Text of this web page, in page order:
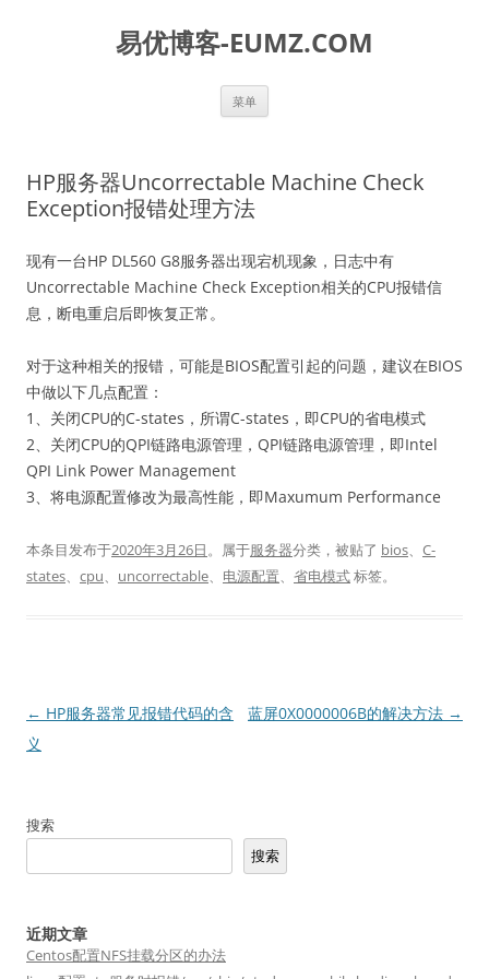
易优博客-EUMZ.COM
菜单
HP服务器Uncorrectable Machine Check
Exception报错处理方法
现有一台HP DL560 G8服务器出现宕机现象，日志中有
Uncorrectable Machine Check Exception相关的CPU报错信
息，断电重启后即恢复正常。
对于这种相关的报错，可能是BIOS配置引起的问题，建议在BIOS
中做以下几点配置：
1、关闭CPU的C-states，所谓C-states，即CPU的省电模式
2、关闭CPU的QPI链路电源管理，QPI链路电源管理，即Intel
QPI Link Power Management
3、将电源配置修改为最高性能，即Maxumum Performance
本条目发布于2020年3月26日。属于服务器分类，被贴了 bios、 C-
states、 cpu、 uncorrectable、 电源配置、 省电模式标签。
文
章
← HP服务器常见报错代码的含
义
蓝屏0X0000006B的解决方法 →
搜索
搜索
近期文章
Centos配置NFS挂载分区的办法